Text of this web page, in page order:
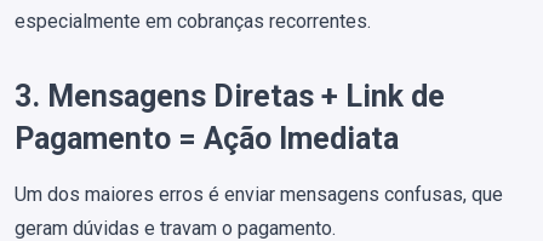
especialmente em cobranças recorrentes.
3. Mensagens Diretas + Link de
Pagamento = Ação Imediata
Um dos maiores erros é enviar mensagens confusas, que
geram dúvidas e travam o pagamento.